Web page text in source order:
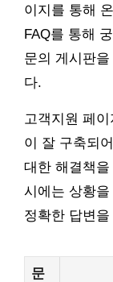
이지를 통해
FAQ를 통해
문의 게시판
다.
고객지원 페
이 잘 구축되
대한 해결책
시에는 상황
정확한 답변
문